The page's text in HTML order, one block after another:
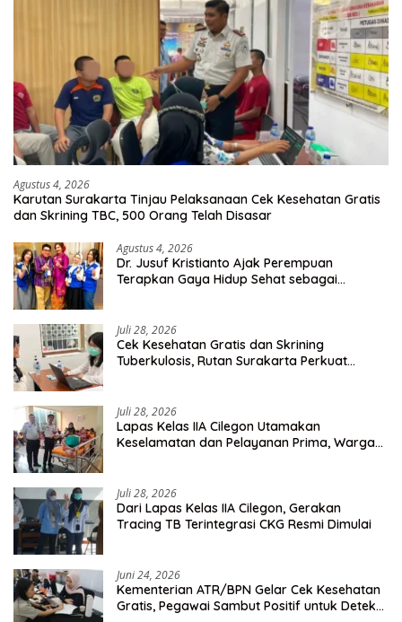
Agustus 4, 2026
Karutan Surakarta Tinjau Pelaksanaan Cek Kesehatan Gratis
dan Skrining TBC, 500 Orang Telah Disasar
Agustus 4, 2026
Dr. Jusuf Kristianto Ajak Perempuan
Terapkan Gaya Hidup Sehat sebagai
Juli 28, 2026
Cek Kesehatan Gratis dan Skrining
Tuberkulosis, Rutan Surakarta Perkuat
Juli 28, 2026
Lapas Kelas IIA Cilegon Utamakan
Keselamatan dan Pelayanan Prima, Warga
Juli 28, 2026
Dari Lapas Kelas IIA Cilegon, Gerakan
Tracing TB Terintegrasi CKG Resmi Dimulai
Juni 24, 2026
Kementerian ATR/BPN Gelar Cek Kesehatan
Gratis, Pegawai Sambut Positif untuk Deteksi